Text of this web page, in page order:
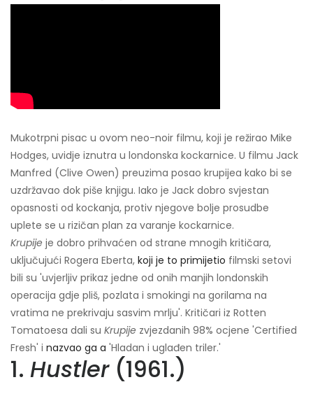
Mukotrpni pisac u ovom neo-noir filmu, koji je režirao Mike
Hodges, uvidje iznutra u londonska kockarnice. U filmu Jack
Manfred (Clive Owen) preuzima posao krupijea kako bi se
uzdržavao dok piše knjigu. Iako je Jack dobro svjestan
opasnosti od kockanja, protiv njegove bolje prosudbe
uplete se u rizičan plan za varanje kockarnice.
Krupije je dobro prihvaćen od strane mnogih kritičara,
uključujući Rogera Eberta, koji je to primijetio filmski setovi
bili su 'uvjerljiv prikaz jedne od onih manjih londonskih
operacija gdje pliš, pozlata i smokingi na gorilama na
vratima ne prekrivaju sasvim mrlju'. Kritičari iz Rotten
Tomatoesa dali su Krupije zvjezdanih 98% ocjene 'Certified
Fresh' i nazvao ga a 'Hladan i uglađen triler.'
1. Hustler(1961.)